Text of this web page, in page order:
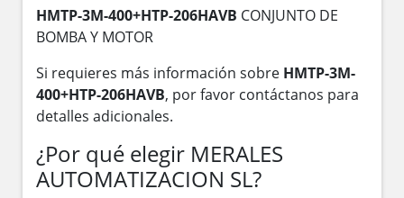
HMTP-3M-400+HTP-206HAVB CONJUNTO DE
BOMBA Y MOTOR
Si requieres más información sobre HMTP-3M-
400+HTP-206HAVB, por favor contáctanos para
detalles adicionales.
¿Por qué elegir MERALES
AUTOMATIZACION SL?